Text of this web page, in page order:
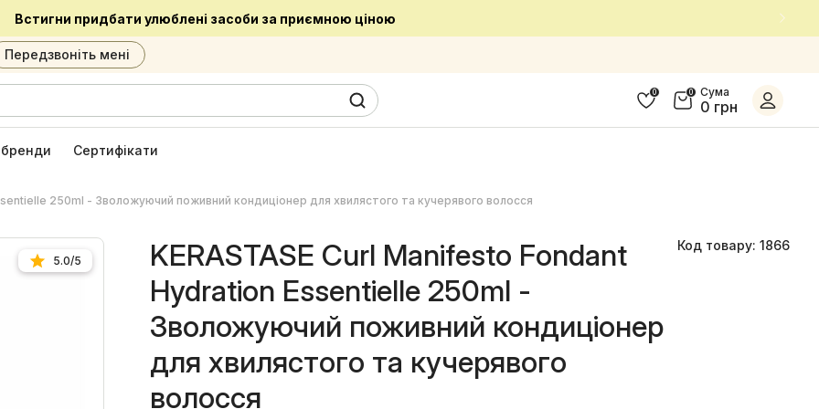
Встигни придбати улюблені засоби за приємною ціною
Передзвоніть мені
0 0 Сума
0 грн
бренди Сертифікати
250ml - Зволожуючий поживний кондиціонер для хвилястого та кучерявого волосся
5.0/5
KERASTASE Curl Manifesto Fondant
Hydration Essentielle 250ml -
Зволожуючий поживний кондиціонер
для хвилястого та кучерявого
волосся
Код товару: 1866